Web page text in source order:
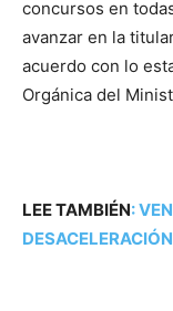
concursos en
avanzar en la
acuerdo con lo
Orgánica del
LEE TAMBIÉN: